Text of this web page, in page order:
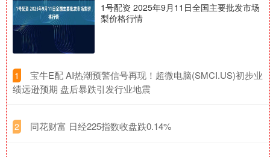
1号配资 2025年9月11日全国主要批发市场
梨价格行情
1
​宝牛E配 AI热潮预警信号再现！超微电脑(SMCI.US)初步业
绩远逊预期 盘后暴跌引发行业地震
2 ​同花财富 日经225指数收盘跌0.14%